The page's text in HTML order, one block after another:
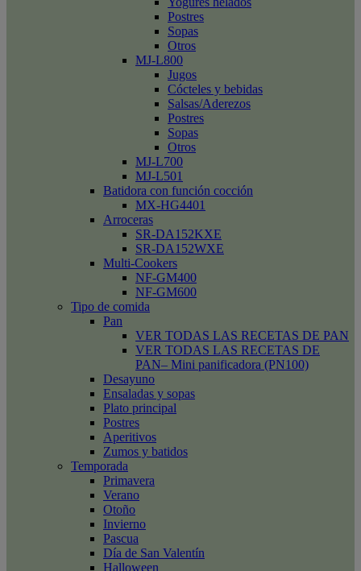
Postres
Sopas
Otros
MJ-L800
Jugos
Cócteles y bebidas
Salsas/Aderezos
Postres
Sopas
Otros
MJ-L700
MJ-L501
Batidora con función cocción
MX-HG4401
Arroceras
SR-DA152KXE
SR-DA152WXE
Multi-Cookers
NF-GM400
NF-GM600
Tipo de comida
Pan
VER TODAS LAS RECETAS DE PAN
VER TODAS LAS RECETAS DE
PAN– Mini panificadora (PN100)
Desayuno
Ensaladas y sopas
Plato principal
Postres
Aperitivos
Zumos y batidos
Temporada
Primavera
Verano
Otoño
Invierno
Pascua
Día de San Valentín
Halloween